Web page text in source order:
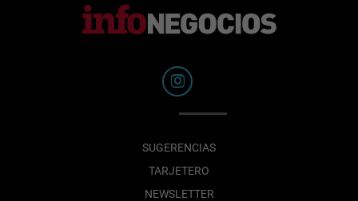
SUGERENCIAS
TARJETERO
NEWSLETTER